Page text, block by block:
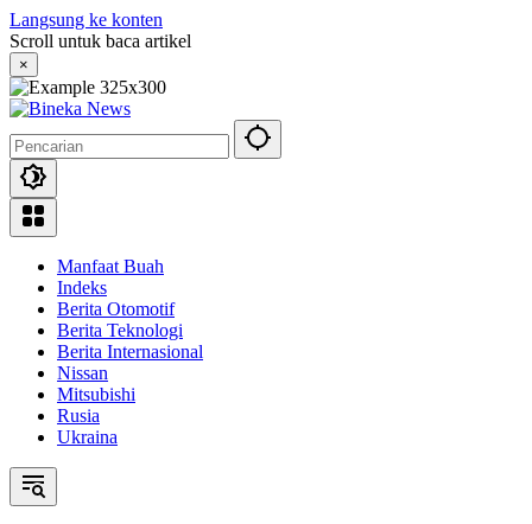
Langsung ke konten
Scroll untuk baca artikel
×
Manfaat Buah
Indeks
Berita Otomotif
Berita Teknologi
Berita Internasional
Nissan
Mitsubishi
Rusia
Ukraina